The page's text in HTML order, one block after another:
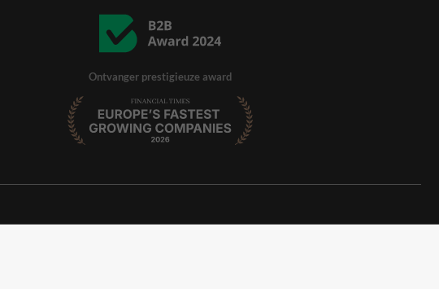
Ontvanger prestigieuze award